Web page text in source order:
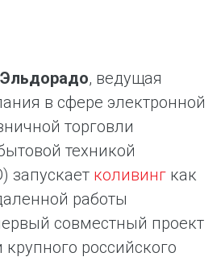
, ведущая
в сфере электронной
торговли
техникой
запускает коливинг как
работы
совместный проект
российского